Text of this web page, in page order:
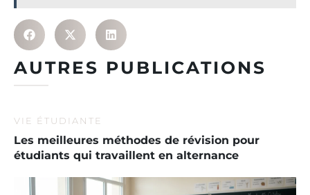
AUTRES PUBLICATIONS
VIE ÉTUDIANTE
Les meilleures méthodes de révision pour
étudiants qui travaillent en alternance